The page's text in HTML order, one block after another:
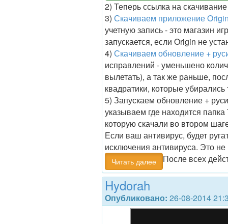
2) Теперь ссылка на
3) Скачиваем приложение
учетную запись - это магазин
запускается, если Origin не
4) Скачиваем обновление +
исправлений - уменьшено
вылетать), а так же раньше,
квадратики, которые
5) Запускаем обновление +
указываем где находится
которую скачали во втором
Если ваш антивирус, будет
исключения антивируса. Это не
После всех
Читать далее
Hydorah
Опубликовано: 26-08-2014